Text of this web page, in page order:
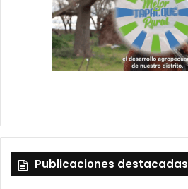
Publicaciones destacadas